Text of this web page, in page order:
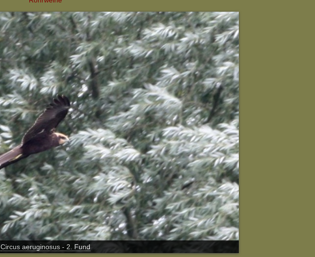
Circus aeruginosus - 2. Fund